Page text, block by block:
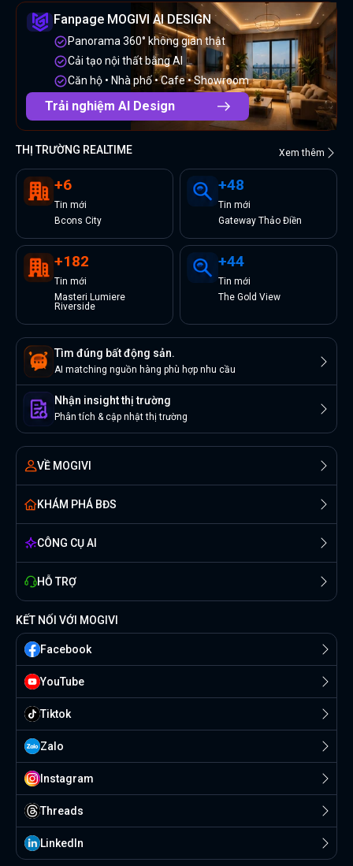
Fanpage MOGIVI AI DESIGN
Panorama 360° không gian thật
Cải tạo nội thất bằng AI
Căn hộ • Nhà phố • Cafe • Showroom
Trải nghiệm AI Design
THỊ TRƯỜNG REALTIME Xem thêm
+6
Tin mới
Bcons City
+48
Tin mới
Gateway Thảo Điền
+182
Tin mới
Masteri Lumiere
Riverside
+44
Tin mới
The Gold View
Tìm đúng bất động sản.
AI matching nguồn hàng phù hợp nhu cầu
Nhận insight thị trường
Phân tích & cập nhật thị trường
VỀ MOGIVI
KHÁM PHÁ BĐS
CÔNG CỤ AI
HỖ TRỢ
KẾT NỐI VỚI MOGIVI
Facebook
YouTube
Tiktok
Zalo
Instagram
Threads
Linkedln